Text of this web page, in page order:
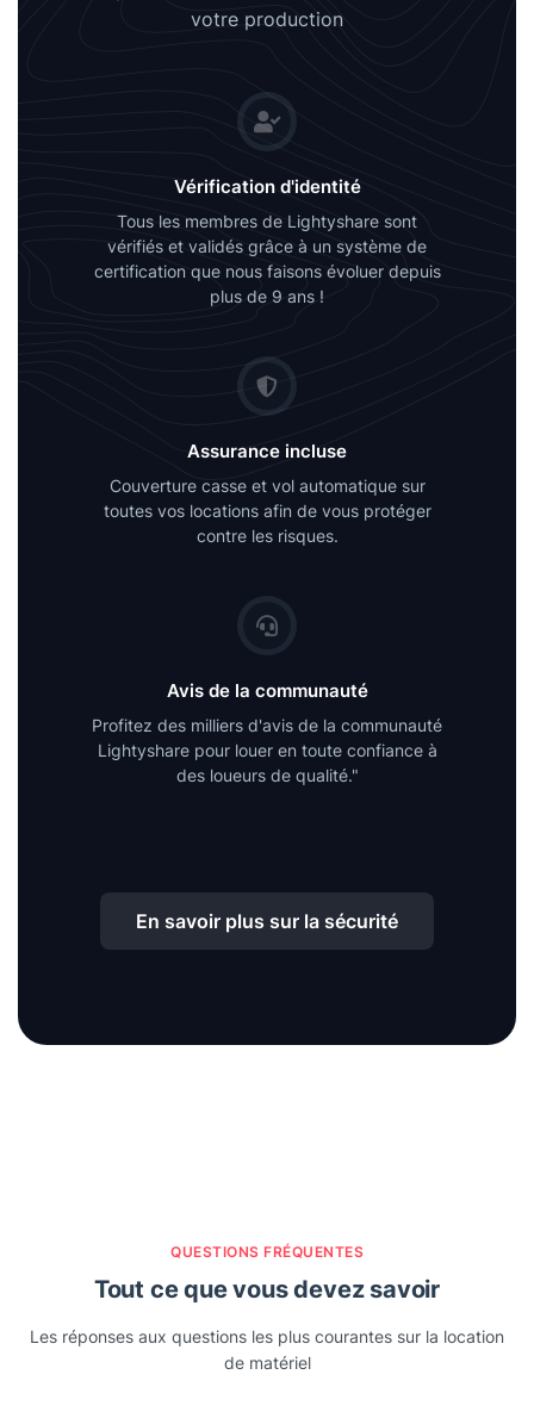
votre production
Vérification d'identité
Tous les membres de Lightyshare sont
vérifiés et validés grâce à un système de
certification que nous faisons évoluer depuis
plus de 9 ans !
Assurance incluse
Couverture casse et vol automatique sur
toutes vos locations afin de vous protéger
contre les risques.
Avis de la communauté
Profitez des milliers d'avis de la communauté
Lightyshare pour louer en toute confiance à
des loueurs de qualité."
En savoir plus sur la sécurité
QUESTIONS FRÉQUENTES
Tout ce que vous devez savoir
Les réponses aux questions les plus courantes sur la location
de matériel